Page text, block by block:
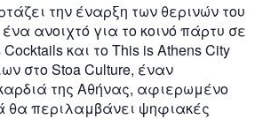
την έναρξη των θερινών του
ανοιχτό για το κοινό πάρτυ σε
και το This is Athens City
στο Stoa Culture, έναν
της Αθήνας, αφιερωμένο
θα περιλαμβάνει ψηφιακές